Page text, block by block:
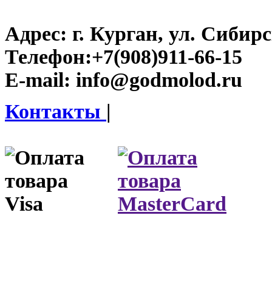
Адрес: г. Курган, ул.
Телефон:+7(908)911-66-15
E-mail: info@godmolod.ru
Контакты |